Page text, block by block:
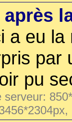
après
a eu
par
pu
serveur: